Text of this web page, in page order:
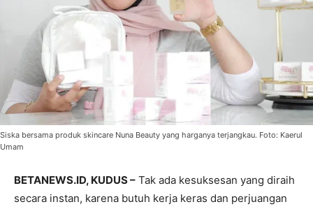
Siska bersama produk skincare Nuna Beauty yang harganya terjangkau. Foto: Kaerul
Umam
BETANEWS.ID, KUDUS – Tak ada kesuksesan yang diraih
secara instan, karena butuh kerja keras dan perjuangan